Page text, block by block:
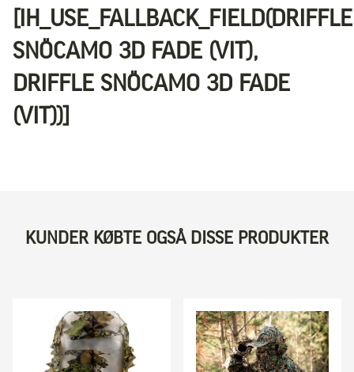
[IH_USE_FALLBACK_FIELD(DRIFFLE
SNÖCAMO 3D FADE (VIT),
DRIFFLE SNÖCAMO 3D FADE
(VIT))]
KUNDER KØBTE OGSÅ DISSE PRODUKTER